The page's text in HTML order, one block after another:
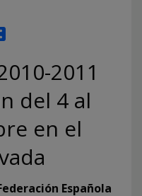
2011
del 4 al
en el
Española